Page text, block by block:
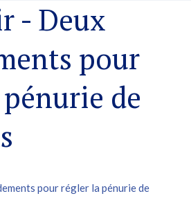
- Deux
pour
de
pour régler la pénurie de